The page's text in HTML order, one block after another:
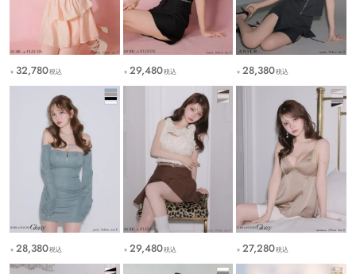
￥ 32,780税込 ￥ 29,480税込 ￥ 28,380税込
￥ 28,380税込 ￥ 29,480税込 ￥ 27,280税込